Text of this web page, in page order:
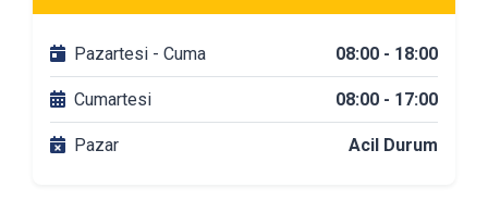
Keles Banyo Tadilatı
Keles DuşaKabin Montajı
Pazartesi - Cuma 08:00 - 18:00
Cumartesi 08:00 - 17:00
Pazar Acil Durum